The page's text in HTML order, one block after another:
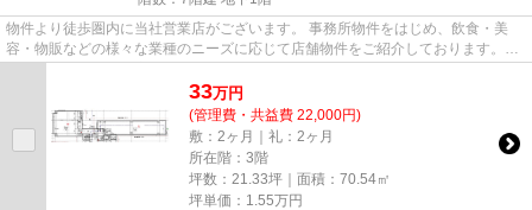
物件より徒歩圏内に当社営業店がございます。 事務所物件をはじめ、飲食・美
容・物販などの様々な業種のニーズに応じて店舗物件をご紹介しております。
尚、弊社ではおとり広告は一切...
33万円
(管理費・共益費 22,000円)
敷：2ヶ月｜礼：2ヶ月
所在階：3階
坪数：21.33坪｜面積：70.54㎡
坪単価： 1.55万円